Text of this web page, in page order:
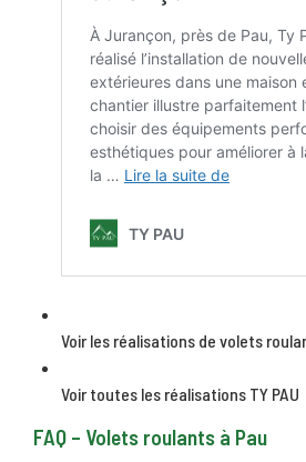
Voir les réalisations de volets
Voir toutes les réalisations TY PAU
FAQ – Volets roulants à Pau